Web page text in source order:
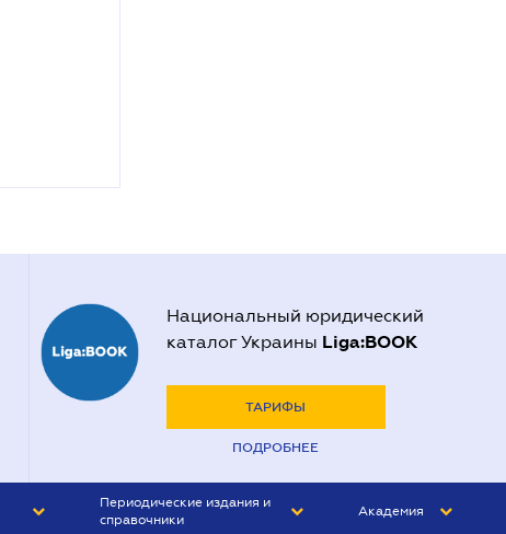
Национальный юридический
каталог Украины Liga:BOOK
ТАРИФЫ
ПОДРОБНЕЕ
Периодические издания и
справочники
Академия